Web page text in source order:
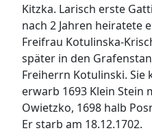
Kitzka. Larisch erste
nach 2 Jahren heiratete
Freifrau Kotulinska-
später in den
Freiherrn Kotulinski. Sie
erwarb 1693 Klein Stein
Owietzko, 1698 halb
Er starb am 18.12.1702.